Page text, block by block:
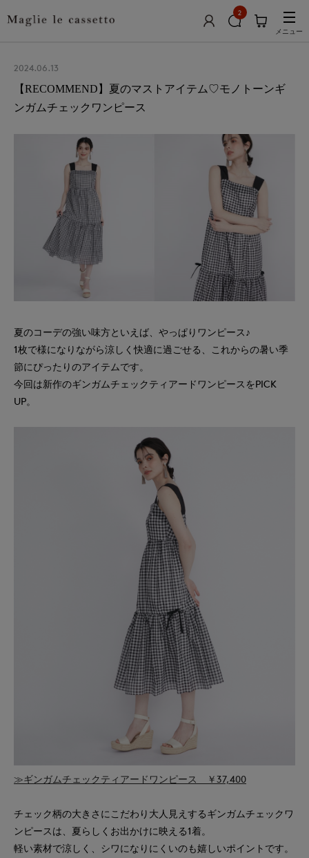
2
メニュー
2024.06.13
【RECOMMEND】夏のマストアイテム♡モノトーンギ
ンガムチェックワンピース
夏のコーデの強い味方といえば、やっぱりワンピース♪
1枚で様になりながら涼しく快適に過ごせる、これからの暑い季
節にぴったりのアイテムです。
今回は新作のギンガムチェックティアードワンピースをPICK
UP。
≫ギンガムチェックティアードワンピース ￥37,400
チェック柄の大きさにこだわり大人見えするギンガムチェックワ
ンピースは、夏らしくお出かけに映える1着。
軽い素材で涼しく、シワになりにくいのも嬉しいポイントです。